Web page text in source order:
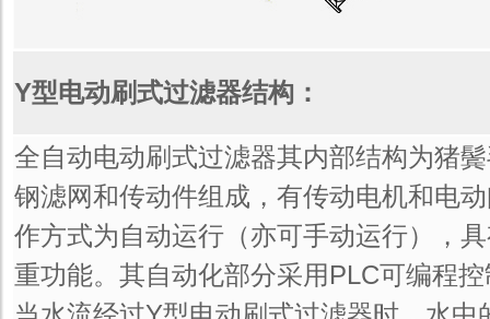
Y型电动刷式过滤器结构：
全自动电动刷式过滤器其内部结构为猪
钢滤网和传动件组成，有传动电机和电
作方式为自动运行（亦可手动运行），
重功能。其自动化部分采用PLC可编程